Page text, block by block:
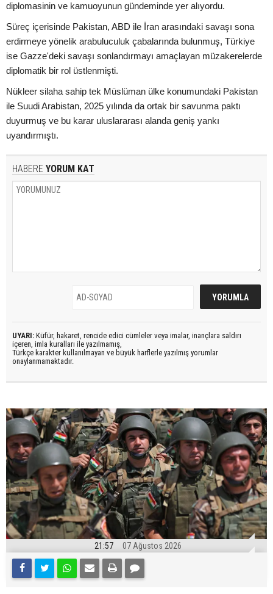
diplomasinin ve kamuoyunun gündeminde yer alıyordu.
Süreç içerisinde Pakistan, ABD ile İran arasındaki savaşı sona
erdirmeye yönelik arabuluculuk çabalarında bulunmuş, Türkiye
ise Gazze'deki savaşı sonlandırmayı amaçlayan müzakerelerde
diplomatik bir rol üstlenmişti.
Nükleer silaha sahip tek Müslüman ülke konumundaki Pakistan
ile Suudi Arabistan, 2025 yılında da ortak bir savunma paktı
duyurmuş ve bu karar uluslararası alanda geniş yankı
uyandırmıştı.
HABERE YORUM KAT
UYARI: Küfür, hakaret, rencide edici cümleler veya imalar, inançlara saldırı
içeren, imla kuralları ile yazılmamış,
Türkçe karakter kullanılmayan ve büyük harflerle yazılmış yorumlar
onaylanmamaktadır.
21:57 07 Ağustos 2026